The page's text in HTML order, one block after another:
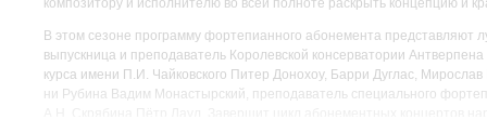
композитору и исполнителю во всей полноте раскрыть концепцию и
В этом сезоне программу фортепианного абонемента представляют
выпускница и преподаватель Королевской консерватории
курса имени П.И. Чайковского Питер Донохоу, Барри Дуглас,
ни Рубина Вадим Монастырский, преподаватель специального